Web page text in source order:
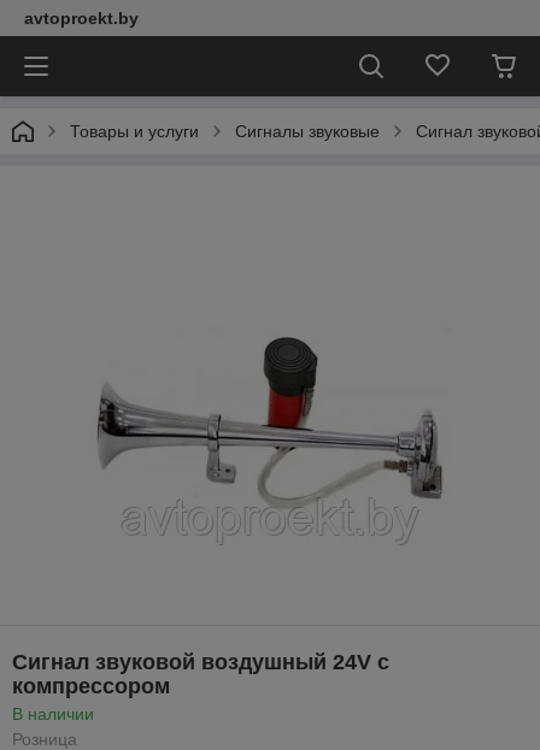
avtoproekt.by
Товары и услуги Сигналы звуковые Сигнал
Сигнал звуковой воздушный 24V с
компрессором
В наличии
Розница